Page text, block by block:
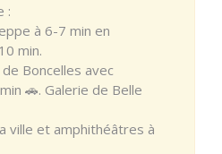
:
à 6-7 min en
min.
Boncelles avec
🚗. Galerie de Belle
ville et amphithéâtres à